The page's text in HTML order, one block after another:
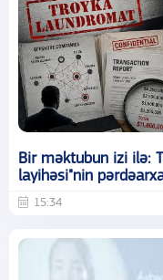
Bir məktubun izi ilə:
layihəsi"nin
15:34